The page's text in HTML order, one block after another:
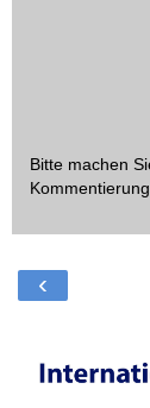
Bitte machen
‹